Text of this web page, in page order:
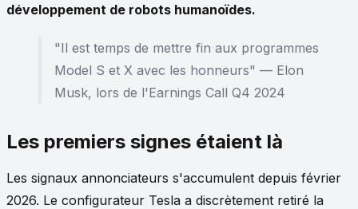
développement de robots humanoïdes.
"Il est temps de mettre fin aux programmes
Model S et X avec les honneurs" — Elon
Musk, lors de l'Earnings Call Q4 2024
Les premiers signes étaient là
Les signaux annonciateurs s'accumulent depuis février
2026. Le configurateur Tesla a discrètement retiré la